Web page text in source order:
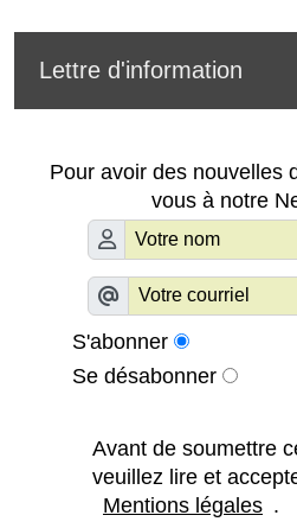
Lettre d'information
Pour avoir des nouvelles
vous à notre
S'abonner
Se désabonner
Avant de soumettre
veuillez lire et
Mentions légales .